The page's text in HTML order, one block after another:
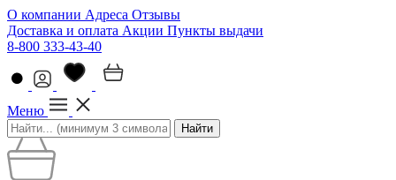
О компании Адреса Отзывы
Доставка и оплата Акции Пункты выдачи
8-800 333-43-40
Меню
Найти